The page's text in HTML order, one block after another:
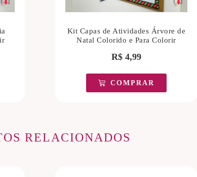
Kit Capas de Atividades Árvore de
Natal Colorido e Para Colorir
R$ 4,99
COMPRAR
RELACIONADOS